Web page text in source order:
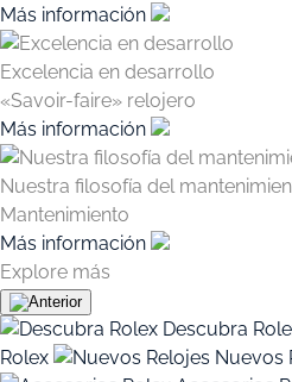
Más información
Excelencia en desarrollo
«Savoir-faire» relojero
Más información
Nuestra filosofía del
Mantenimiento
Más información
Explore más
Descubra
Rolex
Nuevos